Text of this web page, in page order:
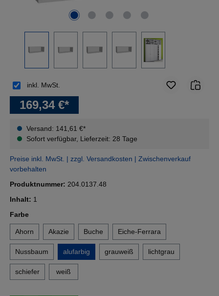
169,34 €*
Versand: 141,61 €*
Sofort verfügbar, Lieferzeit: 28 Tage
inkl. MwSt.
Preise inkl. MwSt. | zzgl. Versandkosten | Zwischenverkauf
vorbehalten
Produktnummer: 204.0137.48
Inhalt: 1
Farbeauswählen
Ahorn Akazie Buche Eiche-Ferrara
Nussbaum alufarbig grauweiß lichtgrau
schiefer weiß